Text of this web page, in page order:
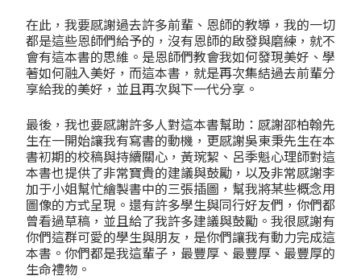
在此，我要感謝過去許多前輩、恩師的教導，我的一切
都是這些恩師們給予的，沒有恩師的啟發與磨練，就不
會有這本書的思維。是恩師們教會我如何發現美好、學
著如何融入美好，而這本書，就是再次集結過去前輩分
享給我的美好，並且再次與下一代分享。
最後，我也要感謝許多人對這本書幫助：感謝邵柏翰先
生在一開始讓我有寫書的動機，更感謝吳東秉先生在本
書初期的校稿與持續關心，黃琬絜、呂季魁心理師對這
本書也提供了非常寶貴的建議與鼓勵，以及非常感謝李
加于小姐幫忙繪製書中的三張插圖，幫我將某些概念用
圖像的方式呈現。還有許多學生與同行好友們，你們都
曾看過草稿，並且給了我許多建議與鼓勵。我很感謝有
你們這群可愛的學生與朋友，是你們讓我有動力完成這
本書。你們都是我這輩子，最豐厚、最豐厚、最豐厚的
生命禮物。